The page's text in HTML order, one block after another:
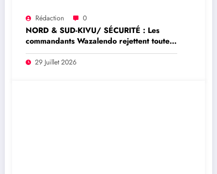
Rédaction 0
NORD & SUD-KIVU/ SÉCURITÉ : Les
commandants Wazalendo rejettent toute
prétendue représentation nationale de
Dady Saleh Idi
29 Juillet 2026